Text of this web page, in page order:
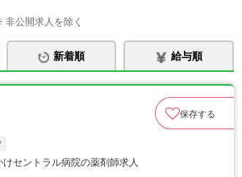
非公開求人を除く
新着順 給与順
保存する
セントラル病院の薬剤師求人